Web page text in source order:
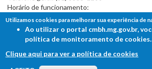
Horário de funcionamento:
7h às 19h
FALE COM A CÂMARA
Utilizamos cookies para melhorar sua experiência de
Ao utilizar o portal cmbh.mg.gov.br,
política de monitoramento de cookies.
Clique aqui para ver a política de cookies